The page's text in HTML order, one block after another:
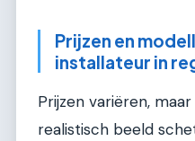
Prijzen en
installateur in
Prijzen variëren,
realistisch beeld